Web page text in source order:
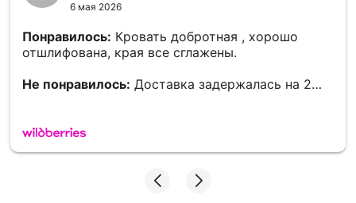
6 мая 2026
Понравилось: Кровать добротная , хорошо
отшлифована, края все сглажены.
Не понравилось: Доставка задержалась на 2